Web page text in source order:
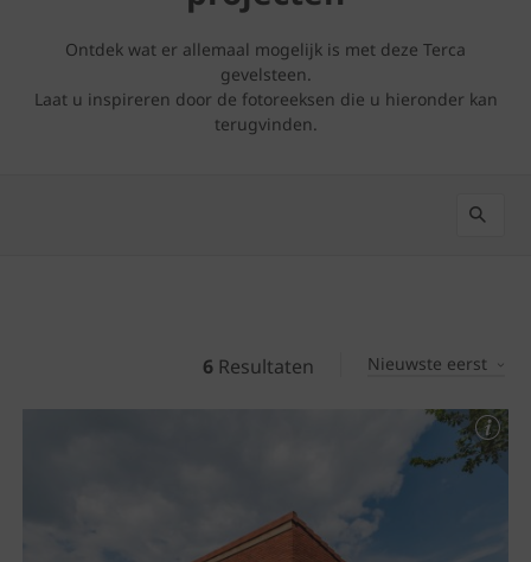
Ontdek wat er allemaal mogelijk is met deze Terca
gevelsteen.
Laat u inspireren door de fotoreeksen die u hieronder kan
terugvinden.
6 Resultaten Nieuwste eerst